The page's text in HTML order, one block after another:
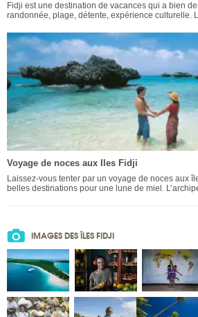
Fidji est une destination de vacances qui a bien
randonnée, plage, détente, expérience culturelle.
Voyage de noces aux Iles Fidji
Laissez-vous tenter par un voyage de noces aux
belles destinations pour une lune de miel.
IMAGES DES ÎLES FIDJI